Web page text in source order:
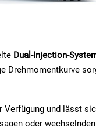
Dual-Injection-
Drehmomentkurve
Verfügung und lässt
oder